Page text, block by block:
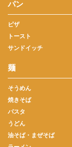
パン
ピザ
トースト
サンドイッチ
麺
そうめん
焼きそば
パスタ
うどん
油そば・まぜそば